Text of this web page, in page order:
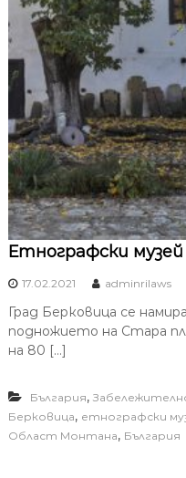
Етнографски
17.02.2021 adminrilaws
Град Берковица се
подножието на Стара
на 80 […]
България,
Берковица, етнографски
Област Монтана, България